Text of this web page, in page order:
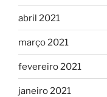
abril 2021
março 2021
fevereiro 2021
janeiro 2021